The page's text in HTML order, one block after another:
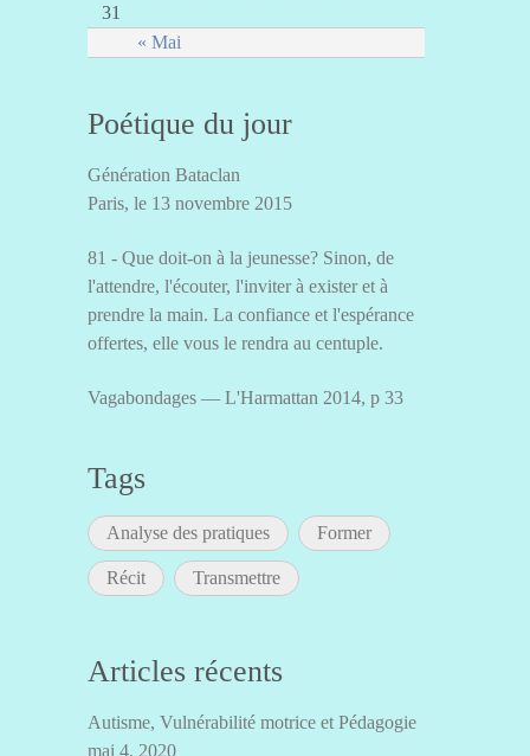
« Mai
31
Poétique du jour
Génération Bataclan
Paris, le 13 novembre 2015
81 - Que doit-on à la jeunesse? Sinon, de
l'attendre, l'écouter, l'inviter à exister et à
prendre la main. La confiance et l'espérance
offertes, elle vous le rendra au centuple.
Vagabondages — L'Harmattan 2014, p 33
Tags
Analyse des pratiques Former
Récit Transmettre
Articles récents
Autisme, Vulnérabilité motrice et Pédagogie
mai 4, 2020